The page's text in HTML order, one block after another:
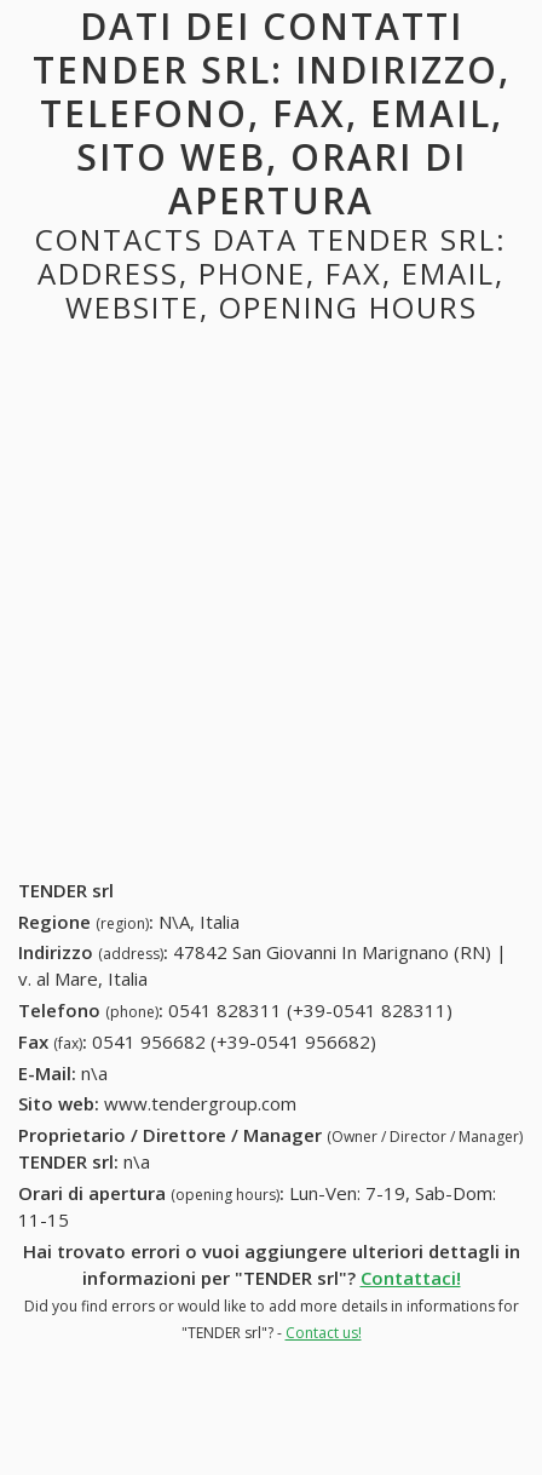
DATI DEI CONTATTI
TENDER SRL: INDIRIZZO,
TELEFONO, FAX, EMAIL,
SITO WEB, ORARI DI
APERTURA
CONTACTS DATA TENDER SRL:
ADDRESS, PHONE, FAX, EMAIL,
WEBSITE, OPENING HOURS
TENDER srl
Regione (region): N\A, Italia
Indirizzo (address): 47842 San Giovanni In Marignano (RN) |
v. al Mare, Italia
Telefono (phone): 0541 828311 (+39-0541 828311)
Fax (fax): 0541 956682 (+39-0541 956682)
E-Mail: n\a
Sito web: www.tendergroup.com
Proprietario / Direttore / Manager (Owner / Director / Manager)
TENDER srl: n\a
Orari di apertura (opening hours): Lun-Ven: 7-19, Sab-Dom:
11-15
Hai trovato errori o vuoi aggiungere ulteriori dettagli in
informazioni per "TENDER srl"? Contattaci!
Did you find errors or would like to add more details in informations for
"TENDER srl"? - Contact us!